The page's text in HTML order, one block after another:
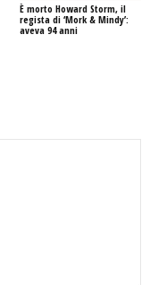
È morto Howard Storm, il
regista di ‘Mork & Mindy’:
aveva 94 anni